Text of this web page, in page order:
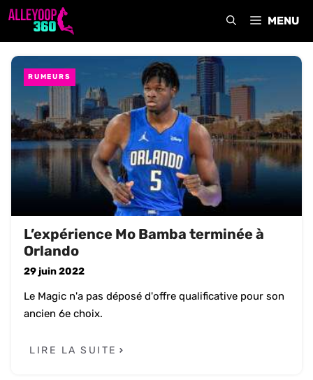
Aller
MENU
RUMEURS
L’expérience Mo Bamba terminée à
Orlando
29 juin 2022
Le Magic n'a pas déposé d'offre qualificative pour son
ancien 6e choix.
LIRE LA SUITE